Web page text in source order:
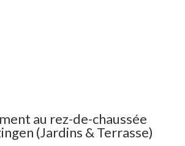
au rez-de-chaussée
(Jardins & Terrasse)